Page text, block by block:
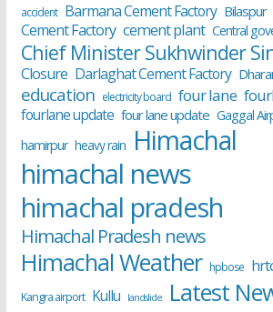
accident Barmana Cement Factory Bilaspur
Cement Factory cement plant Central
Chief Minister Sukhwinder
Closure Darlaghat Cement Factory
education electricity board four lane
fourlane update four lane update Gaggal
hamirpur heavy rain Himachal
himachal news
himachal pradesh
Himachal Pradesh news
Himachal Weather hpbose
Kangra airport Kullu landslide Latest